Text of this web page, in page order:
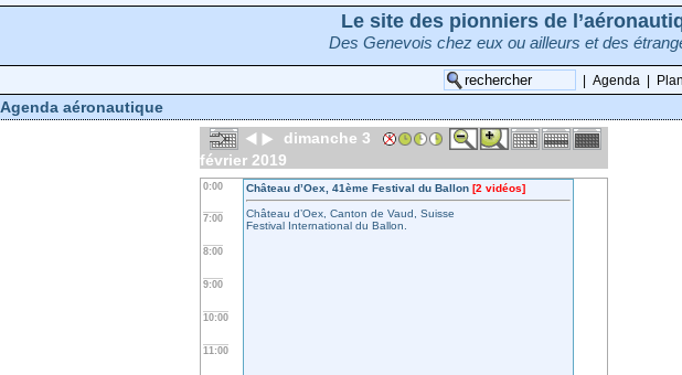
Le site des pionniers de
Des Genevois chez eux ou ailleurs et des
Agenda
Agenda aéronautique
dimanche 3
février 2019
0:00
7:00
8:00
9:00
10:00
11:00
Château d’Oex, 41ème Festival du Ballon [2 vidéos]
Château d’Oex, Canton de Vaud, Suisse
Festival International du Ballon.